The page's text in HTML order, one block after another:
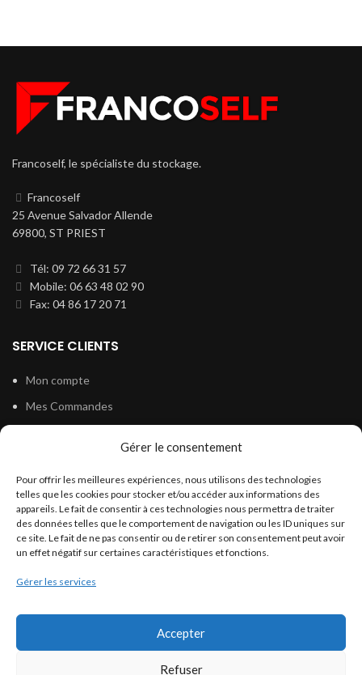
Gérer le consentement
Pour offrir les meilleures expériences, nous utilisons des technologies
telles que les cookies pour stocker et/ou accéder aux informations des
appareils. Le fait de consentir à ces technologies nous permettra de traiter
des données telles que le comportement de navigation ou les ID uniques sur
ce site. Le fait de ne pas consentir ou de retirer son consentement peut avoir
un effet négatif sur certaines caractéristiques et fonctions.
Gérer les services
Accepter
Refuser
Francoself, le spécialiste du stockage.
Francoself
25 Avenue Salvador Allende
69800, ST PRIEST
Tél: 09 72 66 31 57
Mobile: 06 63 48 02 90
Fax: 04 86 17 20 71
SERVICE CLIENTS
Mon compte
Mes Commandes
Contact
INFORMATIONS LÉGALES
Politique de confidentialité
Conditions générales d’utilisation
Politique de cookies (UE)